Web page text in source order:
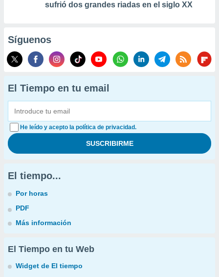
sufrió dos grandes riadas en el siglo XX
Síguenos
El Tiempo en tu email
He leído y acepto la política de privacidad.
El tiempo...
Por horas
PDF
Más información
El Tiempo en tu Web
Widget de El tiempo